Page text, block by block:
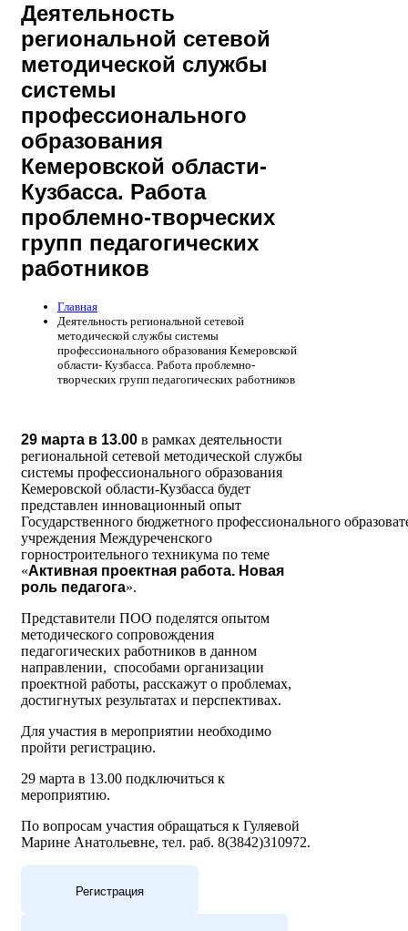
Деятельность
региональной сетевой
методической службы
системы
профессионального
образования
Кемеровской области-
Кузбасса. Работа
проблемно-творческих
групп педагогических
работников
Главная
Деятельность региональной сетевой
методической службы системы
профессионального образования Кемеровской
области- Кузбасса. Работа проблемно-
творческих групп педагогических работников
29 марта в 13.00 в рамках деятельности
региональной сетевой методической службы
системы профессионального образования
Кемеровской области-Кузбасса будет
представлен инновационный опыт
Государственного бюджетного профессионального
учреждения Междуреченского
горностроительного техникума по теме
«Активная проектная работа. Новая
роль педагога».
Представители ПОО поделятся опытом
методического сопровождения
педагогических работников в данном
направлении, способами организации
проектной работы, расскажут о проблемах,
достигнутых результатах и перспективах.
Для участия в мероприятии необходимо
пройти регистрацию.
29 марта в 13.00 подключиться к
мероприятию.
По вопросам участия обращаться к Гуляевой
Марине Анатольевне, тел. раб. 8(3842)310972.
Регистрация